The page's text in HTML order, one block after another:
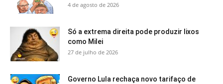
4 de agosto de 2026
Só a extrema direita pode produzir lixos
como Milei
27 de julho de 2026
Governo Lula rechaça novo tarifaço de